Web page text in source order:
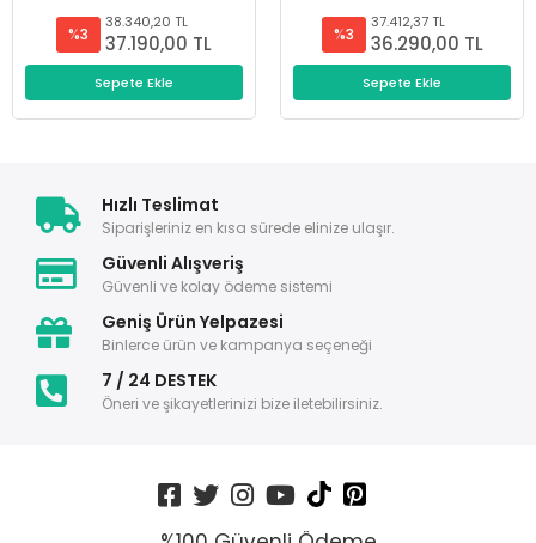
%3
38.340,20 TL
37.190,00 TL
Sepete Ekle
%3
37.412,37 TL
36.290,00 TL
Sepete Ekle
Hızlı Teslimat
Siparişleriniz en kısa sürede elinize ulaşır.
Güvenli Alışveriş
Güvenli ve kolay ödeme sistemi
Geniş Ürün Yelpazesi
Binlerce ürün ve kampanya seçeneği
7 / 24 DESTEK
Öneri ve şikayetlerinizi bize iletebilirsiniz.